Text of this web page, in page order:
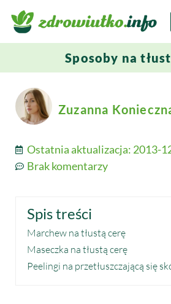
Sposoby na
Zuzanna
Ostatnia aktualizacja: 2013-
Brak komentarzy
Spis treści
Marchew na tłustą cerę
Maseczka na tłustą cerę
Peelingi na przetłuszczającą się